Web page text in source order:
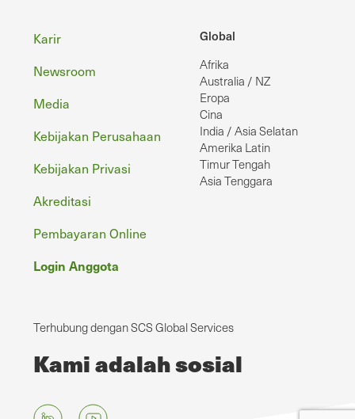
Global
Afrika
Australia / NZ
Eropa
Cina
India / Asia Selatan
Amerika Latin
Timur Tengah
Asia Tenggara
Footer
Karir
Newsroom
Media
Kebijakan Perusahaan
Kebijakan Privasi
Akreditasi
Pembayaran Online
Login Anggota
Terhubung dengan SCS Global Services
Kami adalah sosial